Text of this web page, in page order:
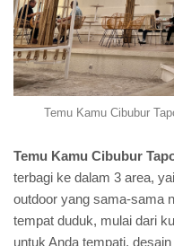
Temu Kamu Cibubur
Temu Kamu Cibubur
terbagi ke dalam 3 area,
outdoor yang sama-sama
tempat duduk, mulai dari
untuk Anda tempati,